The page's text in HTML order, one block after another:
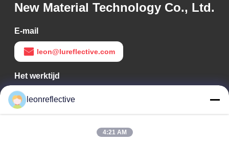
New Material Technology Co., Ltd.
E-mail
leon@lureflective.com
Het werktijd
9:00-18:00
Ons adres
leonreflective
4:21 AM